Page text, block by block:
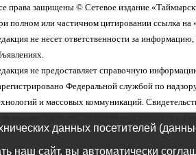
права защищены © Сетевое издание
полном или частичном цитировании ссылка на
не несет ответственности за
не предоставляет справочную
Федеральной службой по
и массовых коммуникаций.
данных посетителей
наш сайт, вы автоматически